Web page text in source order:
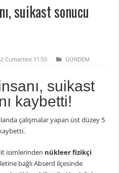
suikast sonucu
Cumartesi 11:55
GÜNDEM
suikast
kaybetti!
çalışmalar yapan üst düzey 5
isimlerinden nükleer fizikçi
bağlı Abserd ilçesinde